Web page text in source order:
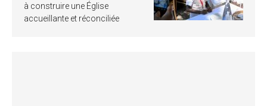
à construire une Église
accueillante et réconciliée